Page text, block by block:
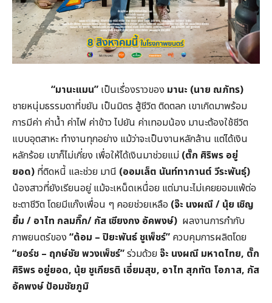
“มานะแมน” เป็นเรื่องราวของ มานะ (นาย ณภัทร)
ชายหนุ่มธรรมดาที่ขยัน เป็นมิตร สู้ชีวิต ติดตลก เขาเกิดมาพร้อม
การมีค่า ค่าน้ำ ค่าไฟ ค่าข้าว ไปยัน ค่าเทอมน้อง มานะต้องใช้ชีวิต
แบบอุตสาหะ ทำงานทุกอย่าง แม้ว่าจะเป็นงานหลักล้าน แต่ได้เงิน
หลักร้อย เขาก็ไม่เกี่ยง เพื่อให้ได้เงินมาช่วยแม่ (ตั๊ก ศิริพร อยู่
ยอด) ที่ติดหนี้ และช่วย มานี (ออมเล็ต นันท์ทากานต์ วีระพันธุ์)
น้องสาวที่ยังเรียนอยู่ แม้จะเหน็ดเหนื่อย แต่มานะไม่เคยยอมแพ้ต่อ
ชะตาชีวิต โดยมีแก๊งเพื่อน ๆ คอยช่วยเหลือ (จ๊ะ นงผณี / นุ้ย เชิญ
ยิ้ม / อาไท กลมกิ๊ก/ กัส เซียงกง อัคพงษ์) ผลงานการกำกับ
ภาพยนตร์ของ “ต้อม – ปิยะพันธ์ ชูเพ็ชร์” ควบคุมการผลิตโดย
“ยอร์ช – ฤกษ์ชัย พวงเพ็ชร์”ร่วมด้วย จ๊ะ นงผณี มหาดไทย, ตั๊ก
ศิริพร อยู่ยอด, นุ้ย ชูเกียรติ เอี่ยมสุข, อาไท สุภทัต โอภาส, กัส
อัคพงษ์ ป้อมชัยภูมิ